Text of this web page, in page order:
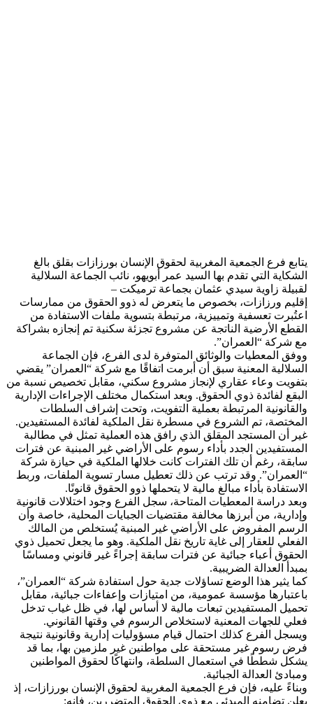
يتابع فرع الجمعية المغربية لحقوق الإنسان بورزازات بقلق بالغ
الشكاية التي تقدم بها السيد عمر أبويهو، نائب الجماعة السلالية
لقبيلة زاوية سيدي عثمان بجماعة ترميكت –
إقليم ورزازات، بخصوص ما يتعرض له ذوو الحقوق من ممارسات
اعتُبرت تعسفية وتمييزية، مرتبطة بتسوية ملفات الاستفادة من
القطع الأرضية الناتجة عن مشروع تجزئة سكنية تم إنجازه بشراكة
مع شركة “العمران”.
ووفق المعطيات والوثائق المتوفرة لدى الفرع، فإن الجماعة
السلالية المعنية سبق أن أبرمت اتفاقًا مع شركة “العمران” يقضي
بتفويت وعاء عقاري لإنجاز مشروع سكني، مقابل تخصيص نسبة من
البقع لفائدة ذوي الحقوق. وبعد استكمال مختلف الإجراءات الإدارية
والقانونية المرتبطة بعملية التفويت، وتحت إشراف السلطات
المختصة، تم الشروع في مسطرة نقل الملكية لفائدة المستفيدين.
غير أن المستجد المقلق الذي رافق هذه العملية تمثل في مطالبة
المستفيدين الجدد بأداء رسوم على الأراضي غير المبنية عن فترات
سابقة، رغم أن تلك الفترات كانت خلالها الملكية في حيازة شركة
“العمران”. وقد ترتب عن ذلك تعطيل مسار تسوية الملفات، وربط
الاستفادة بأداء مبالغ مالية لا يتحملها ذوو الحقوق قانونًا.
وبعد دراسة المعطيات المتاحة، سجل الفرع وجود اختلالات قانونية
وإدارية، من أبرزها مخالفة مقتضيات الجبايات المحلية، خاصة وأن
الرسم المفروض على الأراضي غير المبنية يُستخلص من المالك
الفعلي للعقار إلى غاية تاريخ نقل الملكية. وهو ما يجعل تحميل ذوي
الحقوق أعباء جبائية عن فترات سابقة إجراءً غير قانوني ومساسًا
بمبدأ العدالة الضريبية.
كما يثير هذا الوضع تساؤلات جدية حول استفادة شركة “العمران”،
باعتبارها مؤسسة عمومية، من امتيازات وإعفاءات جبائية، مقابل
تحميل المستفيدين تبعات مالية لا أساس لها، في ظل غياب تدخل
فعلي للجهات المعنية لاستخلاص الرسوم في وقتها القانوني.
ويسجل الفرع كذلك احتمال قيام مسؤوليات إدارية وقانونية نتيجة
فرض رسوم غير مستحقة على مواطنين غير ملزمين بها، بما قد
يشكل شططًا في استعمال السلطة، وانتهاكًا لحقوق المواطنين
ومبادئ العدالة الجبائية.
وبناءً عليه، فإن فرع الجمعية المغربية لحقوق الإنسان بورزازات، إذ
يعلن تضامنه المبدئي مع ذوي الحقوق المتضررين، فإنه: